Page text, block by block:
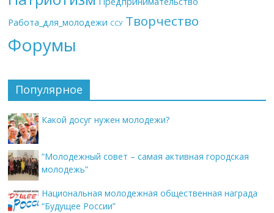
Работа_для_молодежи ССУ Творчество
Форумы
Популярное
Какой досуг нужен молодежи?
“Молодежный совет – самая активная городская
молодежь”
Национальная молодежная общественная награда
“Будущее России”